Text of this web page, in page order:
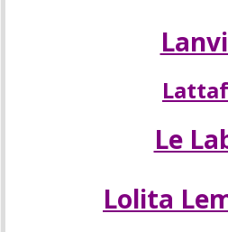
Le
Lolita